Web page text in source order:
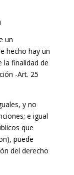
un
hecho hay un
la finalidad de
-Art. 25
y no
e igual
que
puede
del derecho